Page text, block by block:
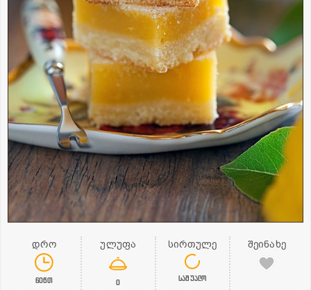
დრო
60წთ
ულუფა
0
სირთულე
საშუალო
შეინახე